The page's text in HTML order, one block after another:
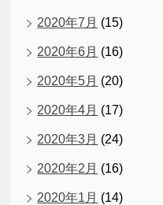
2020年7月 (15)
2020年6月 (16)
2020年5月 (20)
2020年4月 (17)
2020年3月 (24)
2020年2月 (16)
2020年1月 (14)